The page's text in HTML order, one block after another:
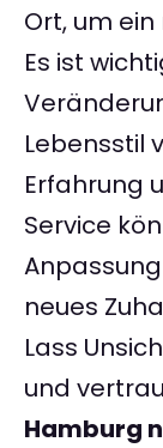
Ort, um
Es ist
Lebensstil
Erfahrung
Service
neues
Lass
und
Hamburg